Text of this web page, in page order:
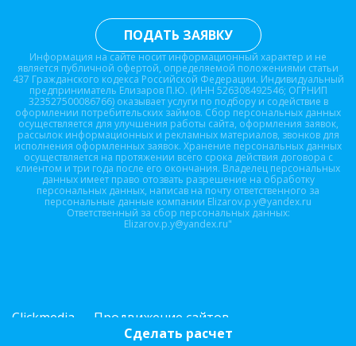
Сделать расчет
Информация на сайте носит информационный характер и не
является публичной офертой, определяемой положениями статьи
437 Гражданского кодекса Российской Федерации. Индивидуальный
предприниматель Елизаров П.Ю. (ИНН 526308492546; ОГРНИП
323527500086766) оказывает услуги по подбору и содействие в
оформлении потребительских займов. Сбор персональных данных
осуществляется для улучшения работы сайта, оформления заявок,
рассылок информационных и рекламных материалов, звонков для
исполнения оформленных заявок. Хранение персональных данных
осуществляется на протяжении всего срока действия договора с
клиентом и три года после его окончания. Владелец персональных
данных имеет право отозвать разрешение на обработку
персональных данных, написав на почту ответственного за
персональные данные компании Elizarov.p.y@yandex.ru
Ответственный за сбор персональных данных:
Elizarov.p.y@yandex.ru"
ПОДАТЬ ЗАЯВКУ
Clickmedia — Продвижение сайтов